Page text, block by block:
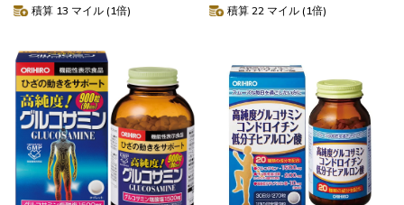
積算 13 マイル (1倍) 積算 22 マイル (1倍)